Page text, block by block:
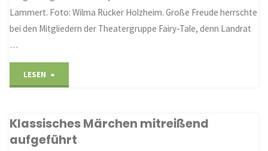
Lammert. Foto: Wilma Rücker Holzheim. Große Freude herrschte
bei den Mitgliedern der Theatergruppe Fairy-Tale, denn Landrat
…
LESEN
Technik
Klassisches Märchen mitreißend
aufgeführt